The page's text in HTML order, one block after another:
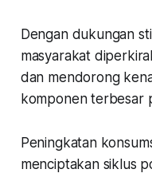
Dengan dukungan
masyarakat
dan mendorong
komponen terbesar
Peningkatan
menciptakan siklus